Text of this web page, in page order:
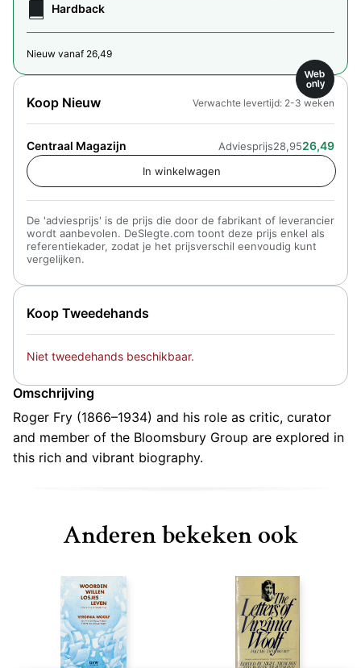
Hardback
Nieuw vanaf 26,49
Koop Tweedehands
Niet tweedehands beschikbaar.
Koop Nieuw
Web
only
Centraal Magazijn Adviesprijs28,9526,49
De 'adviesprijs' is de prijs die door de fabrikant of leverancier
wordt aanbevolen. DeSlegte.com toont deze prijs enkel als
referentiekader, zodat je het prijsverschil eenvoudig kunt
vergelijken.
Verwachte levertijd: 2-3 weken
Omschrijving
Roger Fry (1866–1934) and his role as critic, curator
and member of the Bloomsbury Group are explored in
this rich and vibrant biography.
Anderen bekeken ook